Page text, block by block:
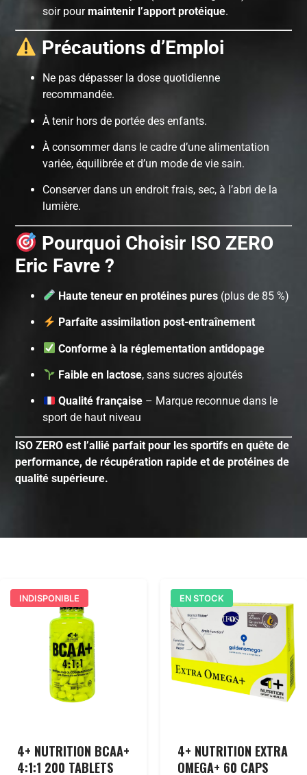
soir pourmaintenir l’apport protéique.
Précautions d’Emploi
Ne pas dépasser la dose quotidienne
recommandée.
À tenir hors de portée des enfants.
À consommer dans le cadre d’une alimentation
variée, équilibrée et d’un mode de vie sain.
Conserver dans un endroit frais, sec, à l’abri de la
lumière.
Pourquoi Choisir ISO ZERO
Eric Favre ?
Haute teneur en protéines pures(plus de 85 %)
Parfaite assimilation post-entraînement
Conforme à la réglementation antidopage
Faible en lactose, sans sucres ajoutés
Qualité française– Marque reconnue dans le
sport de haut niveau
ISO ZERO est l’allié parfait pour les sportifs en quête de
performance, de récupération rapide et de protéines de
qualité supérieure.
INDISPONIBLE
4+ NUTRITION BCAA+
4:1:1 200 TABLETS
EN STOCK
4+ NUTRITION EXTRA
OMEGA+ 60 CAPS